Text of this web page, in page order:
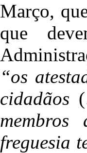
Março,
que
“os
cidadãos
freguesia